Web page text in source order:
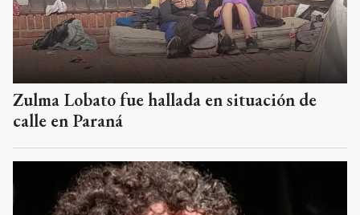
Zulma Lobato fue hallada en situación de
calle en Paraná